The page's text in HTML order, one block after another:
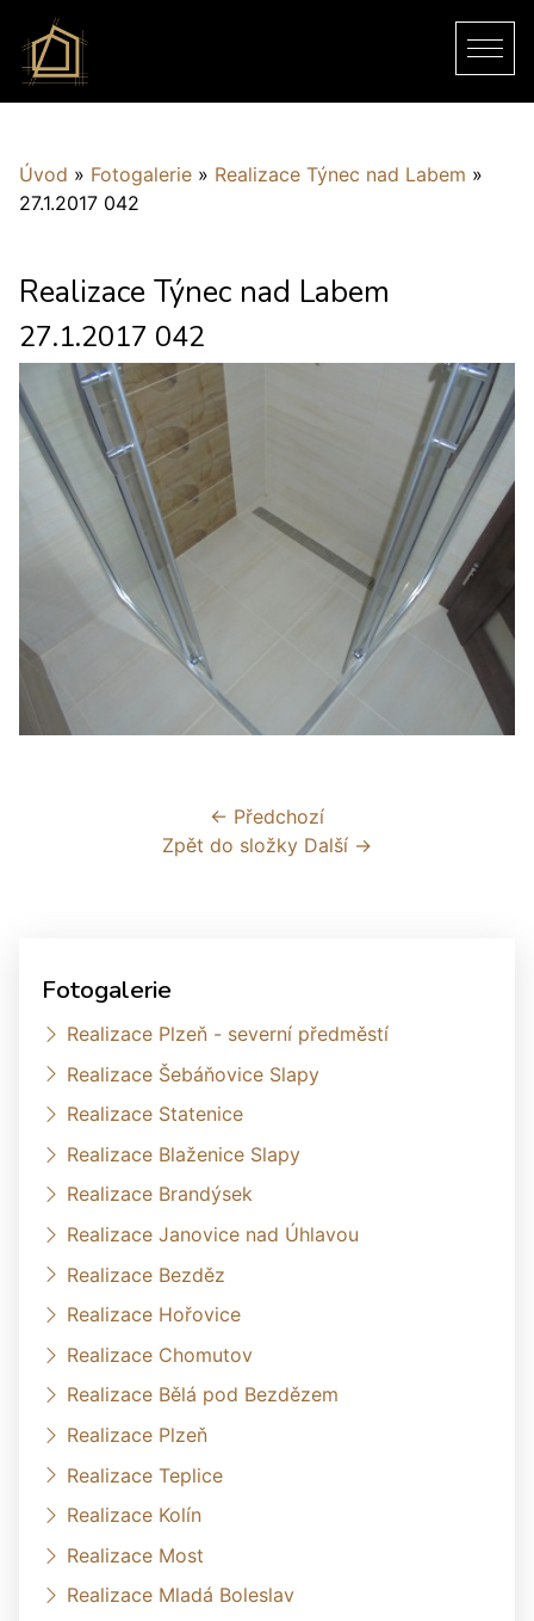
Úvod » Fotogalerie » Realizace Týnec nad Labem »
27.1.2017 042
Realizace Týnec nad Labem
27.1.2017 042
← Předchozí
Zpět do složky Další →
Fotogalerie
Realizace Plzeň - severní předměstí
Realizace Šebáňovice Slapy
Realizace Statenice
Realizace Blaženice Slapy
Realizace Brandýsek
Realizace Janovice nad Úhlavou
Realizace Bezděz
Realizace Hořovice
Realizace Chomutov
Realizace Bělá pod Bezdězem
Realizace Plzeň
Realizace Teplice
Realizace Kolín
Realizace Most
Realizace Mladá Boleslav